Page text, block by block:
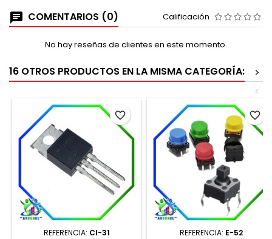
COMENTARIOS (0) Calificación
No hay reseñas de clientes en este momento.
16 OTROS PRODUCTOS EN LA MISMA CATEGORÍA:
>
<
REFERENCIA: CI-31
favorite_border
REFERENCIA: E-52
favorite_border